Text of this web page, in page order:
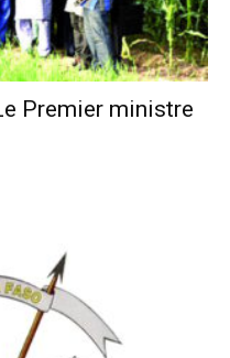
Premier ministre